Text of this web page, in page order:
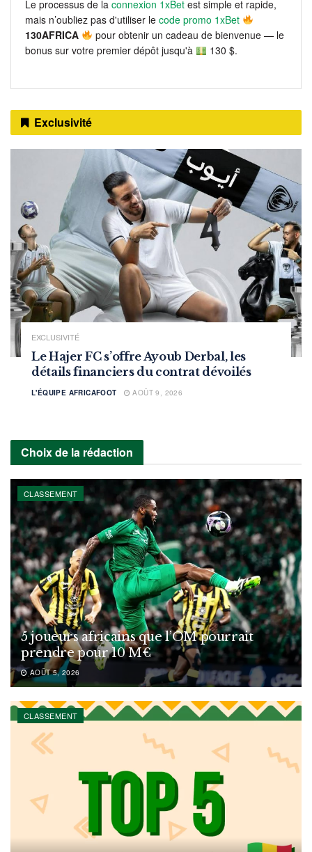
Le processus de la connexion 1xBet est simple et rapide,
mais n’oubliez pas d'utiliser le code promo 1xBet
130AFRICA
pour obtenir un cadeau de bienvenue — le
bonus sur votre premier dépôt jusqu'à
130 $.
Exclusivité
EXCLUSIVITÉ
Le Hajer FC s’offre Ayoub Derbal, les
détails financiers du contrat dévoilés
L'ÉQUIPE AFRICAFOOT AOÛT 9, 2026
Choix de la rédaction
CLASSEMENT
5 joueurs africains que l’OM pourrait
prendre pour 10 M€
AOÛT 5, 2026
CLASSEMENT